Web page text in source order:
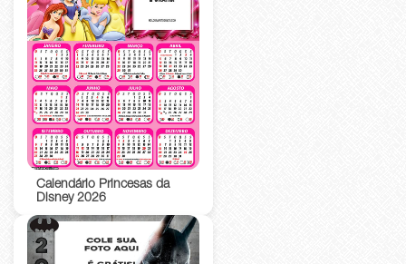
Calendário Princesas da
Disney 2026